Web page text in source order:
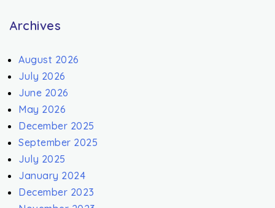
Archives
August 2026
July 2026
June 2026
May 2026
December 2025
September 2025
July 2025
January 2024
December 2023